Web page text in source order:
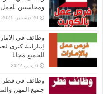
ومحاسبين للعمل
20 ديسمبر، 2021
إماراتية كبرى
للجميع مجانا
6 يناير، 2022
جميع المهن